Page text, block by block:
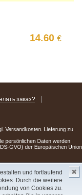
und fortlaufend
Durch die weitere
von Cookies zu.
✖
14.60€
заказ?
Versandkosten. Lieferung zu
persönlichen Daten werden
GVO) der Europäischen Union
можете стать обладателем